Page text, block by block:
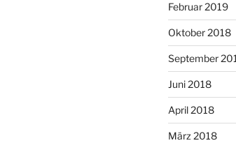
Februar 2019
Oktober 2018
September
Juni 2018
April 2018
März 2018